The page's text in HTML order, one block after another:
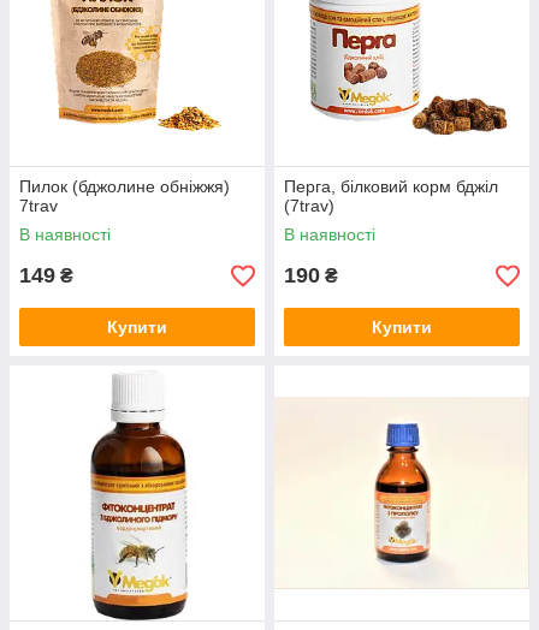
Пилок (бджолине обніжжя)
7trav
В наявності
149 ₴
Купити
Перга, білковий корм бджіл
(7trav)
В наявності
190 ₴
Купити